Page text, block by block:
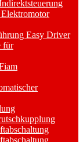
Elektromotor
Easy Driver
für